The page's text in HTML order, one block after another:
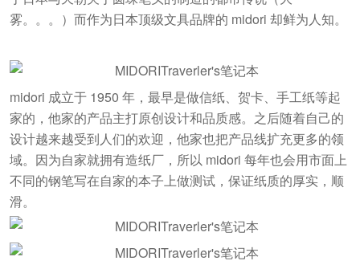
雾。。。）而作为日本顶级文具品牌的 midori 却鲜为人知。
midori 成立于 1950 年，最早是做信纸、贺卡、手工纸等起
家的，他家的产品主打原创设计和品质感。之后随着自己的
设计越来越受到人们的欢迎，他家也把产品线扩充更多的领
域。因为自家就拥有造纸厂，所以 midori 每年也会用市面上
不同的钢笔写在自家的本子上做测试，保证纸质的厚实，顺
滑。